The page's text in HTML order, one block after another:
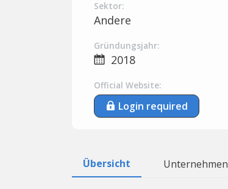
Sektor:
Andere
Gründungsjahr:
2018
Official Website:
Login required
Übersicht Unternehmen